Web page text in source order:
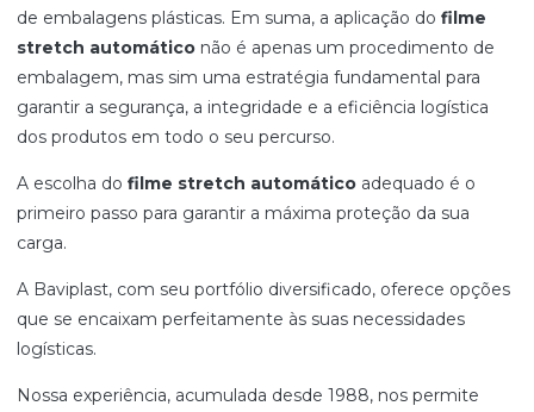
de embalagens plásticas. Em suma, a aplicação do filme
stretch automático não é apenas um procedimento de
embalagem, mas sim uma estratégia fundamental para
garantir a segurança, a integridade e a eficiência logística
dos produtos em todo o seu percurso.
A escolha do filme stretch automático adequado é o
primeiro passo para garantir a máxima proteção da sua
carga.
A Baviplast, com seu portfólio diversificado, oferece opções
que se encaixam perfeitamente às suas necessidades
logísticas.
Nossa experiência, acumulada desde 1988, nos permite